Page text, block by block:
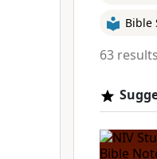
Bible
63 results